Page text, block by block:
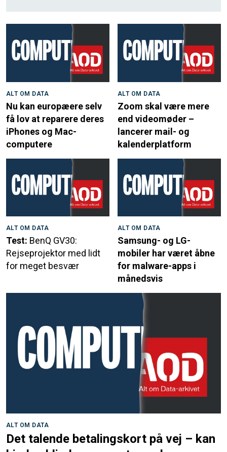
ALT OM DATA
Nu kan europæere selv
få lov at reparere deres
iPhones og Mac-
computere
ALT OM DATA
Zoom skal være mere
end videomøder –
lancerer mail- og
kalenderplatform
ALT OM DATA
Test: BenQ GV30:
Rejseprojektor med lidt
for meget besvær
ALT OM DATA
Samsung- og LG-
mobiler har været åbne
for malware-apps i
månedsvis
ALT OM DATA
Det talende betalingskort på vej – kan